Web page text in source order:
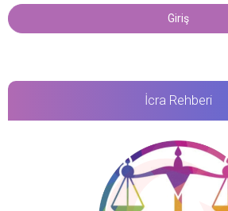
İcra Rehberi